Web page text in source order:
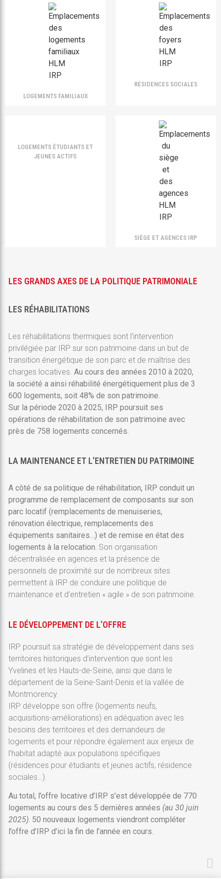
LOGEMENTS FAMILIAUX
RÉSIDENCES SOCIALES
LOGEMENTS ÉTUDIANTS ET
JEUNES ACTIFS
SIÈGE ET AGENCES IRP
LES GRANDS AXES DE LA POLITIQUE PATRIMONIALE
LES RÉHABILITATIONS
Les réhabilitations thermiques sont l’intervention
privilégiée par IRP sur son patrimoine dans un but de
transition énergétique de son parc et de maîtrise des
charges locatives. Au cours des années 2010 à 2020,
la société a ainsi réhabilité énergétiquement plus de 3
600 logements, soit 48% de son patrimoine.
Sur la période 2020 à 2025, IRP poursuit ses
opérations de réhabilitation de son patrimoine avec
près de 758 logements concernés.
LA MAINTENANCE ET L’ENTRETIEN DU PATRIMOINE
A côté de sa politique de réhabilitation, IRP conduit un
programme de remplacement de composants sur son
parc locatif (remplacements de menuiseries,
rénovation électrique, remplacements des
équipements sanitaires…) et de remise en état des
logements à la relocation. Son organisation
décentralisée en agences et la présence de
personnels de proximité sur de nombreux sites
permettent à IRP de conduire une politique de
maintenance et d’entretien « agile » de son patrimoine.
LE DÉVELOPPEMENT DE L’OFFRE
IRP poursuit sa stratégie de développement dans ses
territoires historiques d’intervention que sont les
Yvelines et les Hauts-de-Seine, ainsi que dans le
département de la Seine-Saint-Denis et la vallée de
Montmorency.
IRP développe son offre (logements neufs,
acquisitions-améliorations) en adéquation avec les
besoins des territoires et des demandeurs de
logements et pour répondre également aux enjeux de
l’habitat adapté aux populations spécifiques
(résidences pour étudiants et jeunes actifs, résidence
sociales…).
Au total, l’offre locative d’IRP s’est développée de 770
logements au cours des 5 dernières années (au 30 juin
2025). 50 nouveaux logements viendront compléter
l’offre d’IRP d’ici la fin de l’année en cours.